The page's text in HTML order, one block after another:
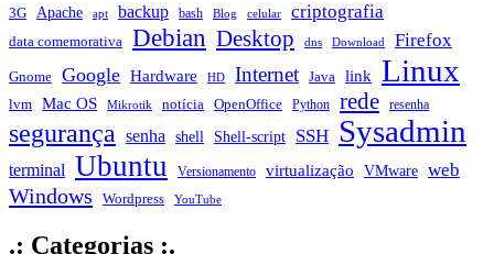
3G Apache apt backup bash Blog celular criptografia
data comemorativa Debian Desktop dns Download Firefox
Gnome Google Hardware HD Internet Java link Linux
lvm Mac OS Mikrotik notícia OpenOffice Python rede resenha
segurança senha shell Shell-script SSH Sysadmin
terminal Ubuntu Versionamento virtualização VMware web
Windows Wordpress YouTube
.: Categorias :.